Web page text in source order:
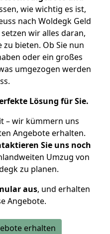
wie wichtig es ist,
nach Woldegk Geld
wir alles daran,
bieten. Ob Sie nun
oder ein großes
umgezogen werden
Lösung für Sie.
– wir kümmern uns
Angebote erhalten.
Sie uns noch
Umzug von
zu planen.
aus, und erhalten
Angebote.
erhalten